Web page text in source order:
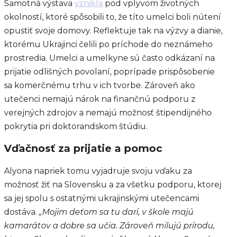
Samotná výstava vznikla pod vplyvom životných
okolností, ktoré spôsobili to, že títo umelci boli nútení
opustiť svoje domovy. Reflektuje tak na výzvy a dianie,
ktorému Ukrajinci čelili po príchode do neznámeho
prostredia. Umelci a umelkyne sú často odkázaní na
prijatie odlišných povolaní, poprípade prispôsobenie
sa komerčnému trhu v ich tvorbe. Zároveň ako
utečenci nemajú nárok na finančnú podporu z
verejných zdrojov a nemajú možnosť štipendijného
pokrytia pri doktorandskom štúdiu.
Vďačnosť za prijatie a pomoc
Alyona napriek tomu vyjadruje svoju vďaku za
možnosť žiť na Slovensku a za všetku podporu, ktorej
sa jej spolu s ostatnými ukrajinskými utečencami
dostáva. „Mojim deťom sa tu darí, v škole majú
kamarátov a dobre sa učia. Zároveň milujú prírodu,